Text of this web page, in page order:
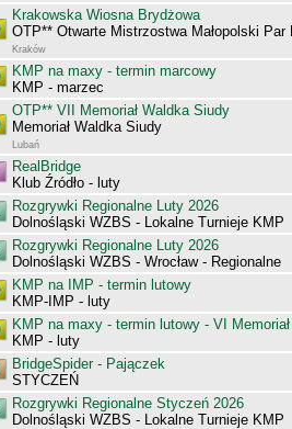
Krakowska Wiosna Brydżowa
OTP** Otwarte Mistrzostwa Małopolski Par
Kraków
KMP na maxy - termin marcowy
KMP - marzec
OTP** VII Memoriał Waldka Siudy
Memoriał Waldka Siudy
Lubań
RealBridge
Klub Źródło - luty
Rozgrywki Regionalne Luty 2026
Dolnośląski WZBS - Lokalne Turnieje KMP
Rozgrywki Regionalne Luty 2026
Dolnośląski WZBS - Wrocław - Regionalne
KMP na IMP - termin lutowy
KMP-IMP - luty
KMP na maxy - termin lutowy - VI
KMP - luty
BridgeSpider - Pajączek
STYCZEŃ
Rozgrywki Regionalne Styczeń 2026
Dolnośląski WZBS - Lokalne Turnieje KMP